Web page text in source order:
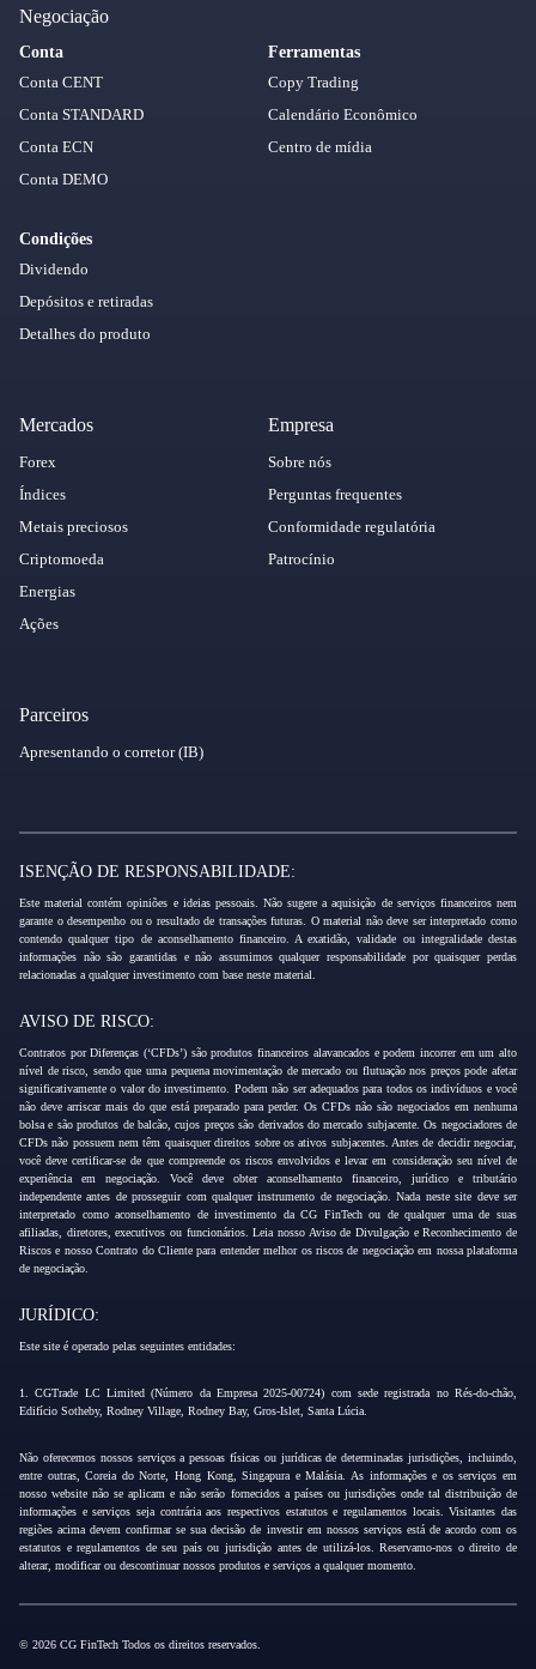
Negociação
Conta
Conta CENT
Conta STANDARD
Conta ECN
Conta DEMO
Condições
Dividendo
Depósitos e retiradas
Detalhes do produto
Ferramentas
Copy Trading
Calendário Econômico
Centro de mídia
Mercados
Forex
Índices
Metais preciosos
Criptomoeda
Energias
Ações
Empresa
Sobre nós
Perguntas frequentes
Conformidade regulatória
Patrocínio
Parceiros
Apresentando o corretor (IB)
ISENÇÃO DE RESPONSABILIDADE:
Este material contém opiniões e ideias pessoais. Não sugere a aquisição de serviços financeiros nem
garante o desempenho ou o resultado de transações futuras. O material não deve ser interpretado como
contendo qualquer tipo de aconselhamento financeiro. A exatidão, validade ou integralidade destas
informações não são garantidas e não assumimos qualquer responsabilidade por quaisquer perdas
relacionadas a qualquer investimento com base neste material.
AVISO DE RISCO:
Contratos por Diferenças (‘CFDs’) são produtos financeiros alavancados e podem incorrer em um alto
nível de risco, sendo que uma pequena movimentação de mercado ou flutuação nos preços pode afetar
significativamente o valor do investimento. Podem não ser adequados para todos os indivíduos e você
não deve arriscar mais do que está preparado para perder. Os CFDs não são negociados em nenhuma
bolsa e são produtos de balcão, cujos preços são derivados do mercado subjacente. Os negociadores de
CFDs não possuem nem têm quaisquer direitos sobre os ativos subjacentes. Antes de decidir negociar,
você deve certificar-se de que compreende os riscos envolvidos e levar em consideração seu nível de
experiência em negociação. Você deve obter aconselhamento financeiro, jurídico e tributário
independente antes de prosseguir com qualquer instrumento de negociação. Nada neste site deve ser
interpretado como aconselhamento de investimento da CG FinTech ou de qualquer uma de suas
afiliadas, diretores, executivos ou funcionários. Leia nosso Aviso de Divulgação e Reconhecimento de
Riscos e nosso Contrato do Cliente para entender melhor os riscos de negociação em nossa plataforma
de negociação.
JURÍDICO:
Este site é operado pelas seguintes entidades:
1. CGTrade LC Limited (Número da Empresa 2025-00724) com sede registrada no Rés-do-chão,
Edifício Sotheby, Rodney Village, Rodney Bay, Gros-Islet, Santa Lúcia.
Não oferecemos nossos serviços a pessoas físicas ou jurídicas de determinadas jurisdições, incluindo,
entre outras, Coreia do Norte, Hong Kong, Singapura e Malásia. As informações e os serviços em
nosso website não se aplicam e não serão fornecidos a países ou jurisdições onde tal distribuição de
informações e serviços seja contrária aos respectivos estatutos e regulamentos locais. Visitantes das
regiões acima devem confirmar se sua decisão de investir em nossos serviços está de acordo com os
estatutos e regulamentos de seu país ou jurisdição antes de utilizá-los. Reservamo-nos o direito de
alterar, modificar ou descontinuar nossos produtos e serviços a qualquer momento.
© 2026 CG FinTech Todos os direitos reservados.